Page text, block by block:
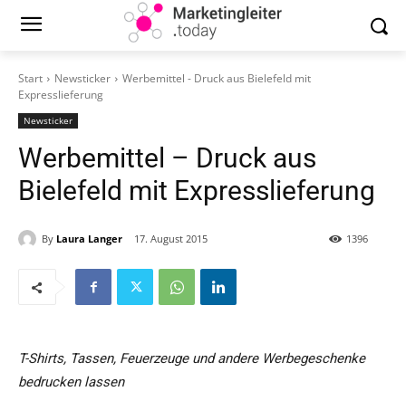
Start Newsticker
Werbemittel - Druck aus Bielefeld mit
Expresslieferung
Newsticker
Werbemittel – Druck aus
Bielefeld mit Expresslieferung
By Laura Langer 17. August 2015 1396
T-Shirts, Tassen, Feuerzeuge und andere Werbegeschenke
bedrucken lassen